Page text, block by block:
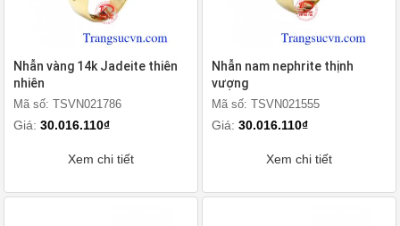
Nhẫn vàng 14k Jadeite thiên
nhiên
Mã số: TSVN021786
Giá: 30.016.110₫
Xem chi tiết
Nhẫn nam nephrite thịnh
vượng
Mã số: TSVN021555
Giá: 30.016.110₫
Xem chi tiết